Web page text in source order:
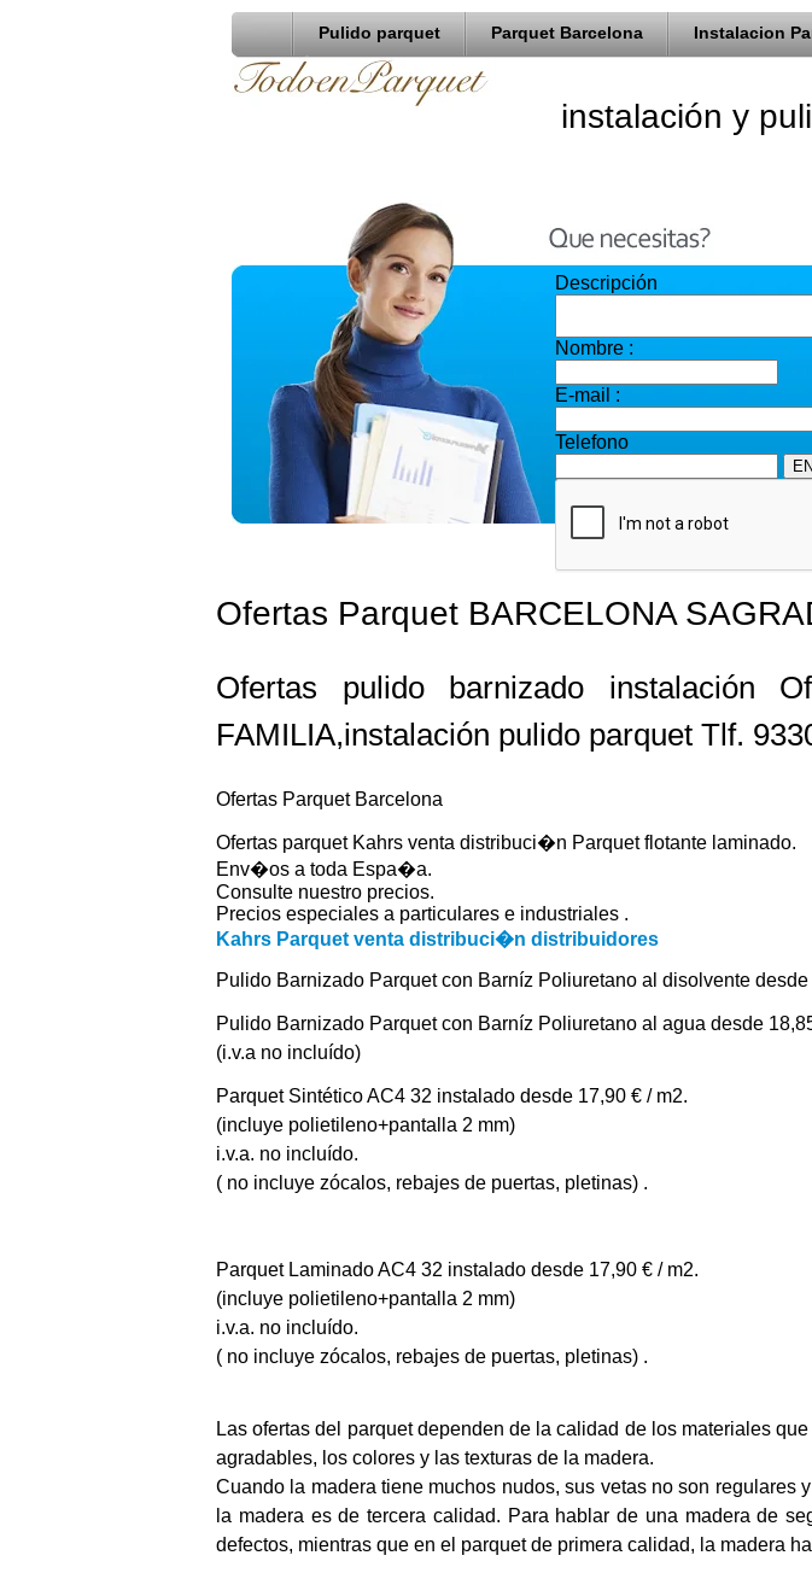
Pulido parquet Parquet Barcelona Instalacion
instalación y
Descripción
Nombre :
E-mail :
Telefono
Ofertas Parquet BARCELONA
Ofertas pulido barnizado instalación
FAMILIA,instalación pulido parquet Tlf.
Ofertas Parquet Barcelona
Ofertas parquet Kahrs venta distribuci�n Parquet flotante laminado.
Env�os a toda Espa�a.
Consulte nuestro precios.
Precios especiales a particulares e industriales .
Kahrs Parquet venta distribuci�n distribuidores
Pulido Barnizado Parquet con Barníz Poliuretano al disolvente desde
Pulido Barnizado Parquet con Barníz Poliuretano al agua desde
(i.v.a no incluído)
Parquet Sintético AC4 32 instalado desde 17,90 € / m2.
(incluye polietileno+pantalla 2 mm)
i.v.a. no incluído.
( no incluye zócalos, rebajes de puertas, pletinas) .
Parquet Laminado AC4 32 instalado desde 17,90 € / m2.
(incluye polietileno+pantalla 2 mm)
i.v.a. no incluído.
( no incluye zócalos, rebajes de puertas, pletinas) .
Las ofertas del parquet dependen de la calidad de los materiales
agradables, los colores y las texturas de la madera.
Cuando la madera tiene muchos nudos, sus vetas no son regulares
la madera es de tercera calidad. Para hablar de una madera de
defectos, mientras que en el parquet de primera calidad, la madera